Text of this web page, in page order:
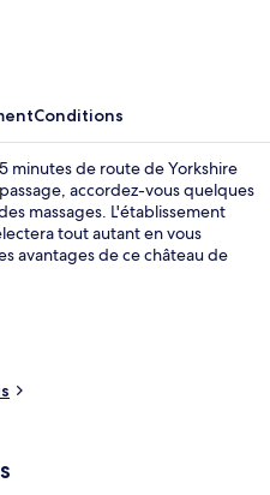
Conditions
minutes de route de Yorkshire
accordez-vous quelques
massages. L'établissement
tout autant en vous
avantages de ce château de